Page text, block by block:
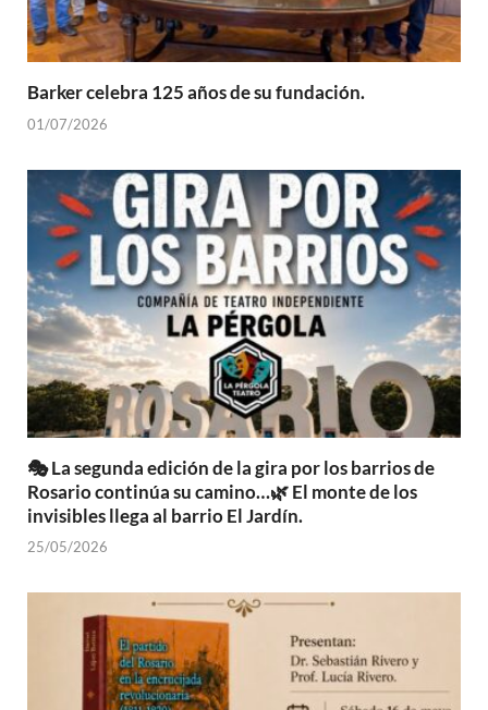
Barker celebra 125 años de su fundación.
01/07/2026
🎭 La segunda edición de la gira por los barrios de
Rosario continúa su camino…🌿 El monte de los
invisibles llega al barrio El Jardín.
25/05/2026